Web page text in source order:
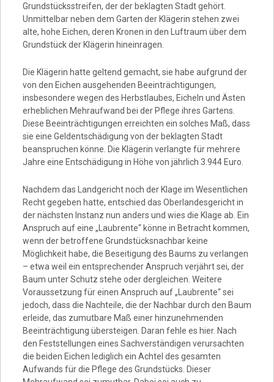
Grundstücksstreifen, der der beklagten Stadt gehört.
Unmittelbar neben dem Garten der Klägerin stehen zwei
alte, hohe Eichen, deren Kronen in den Luftraum über dem
Grundstück der Klägerin hineinragen.
Die Klägerin hatte geltend gemacht, sie habe aufgrund der
von den Eichen ausgehenden Beeinträchtigungen,
insbesondere wegen des Herbstlaubes, Eicheln und Ästen
erheblichen Mehraufwand bei der Pflege ihres Gartens.
Diese Beeinträchtigungen erreichten ein solches Maß, dass
sie eine Geldentschädigung von der beklagten Stadt
beanspruchen könne. Die Klägerin verlangte für mehrere
Jahre eine Entschädigung in Höhe von jährlich 3.944 Euro.
Nachdem das Landgericht noch der Klage im Wesentlichen
Recht gegeben hatte, entschied das Oberlandesgericht in
der nächsten Instanz nun anders und wies die Klage ab. Ein
Anspruch auf eine „Laubrente“ könne in Betracht kommen,
wenn der betroffene Grundstücksnachbar keine
Möglichkeit habe, die Beseitigung des Baums zu verlangen
– etwa weil ein entsprechender Anspruch verjährt sei, der
Baum unter Schutz stehe oder dergleichen. Weitere
Voraussetzung für einen Anspruch auf „Laubrente“ sei
jedoch, dass die Nachteile, die der Nachbar durch den Baum
erleide, das zumutbare Maß einer hinzunehmenden
Beeinträchtigung übersteigen. Daran fehle es hier. Nach
den Feststellungen eines Sachverständigen verursachten
die beiden Eichen lediglich ein Achtel des gesamten
Aufwands für die Pflege des Grundstücks. Dieser